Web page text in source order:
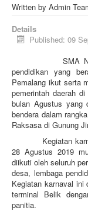
Written by Admin
Details
Published: 09
SMA Negeri 1
pendidikan yang
Pemalang ikut serta
pemerintah daerah
bulan Agustus yang
bendera dalam
Raksasa di Gunung
Kegiatan
28 Agustus 2019
diikuti oleh seluruh
desa, lembaga
Kegiatan karnaval
terminal Belik
panitia.